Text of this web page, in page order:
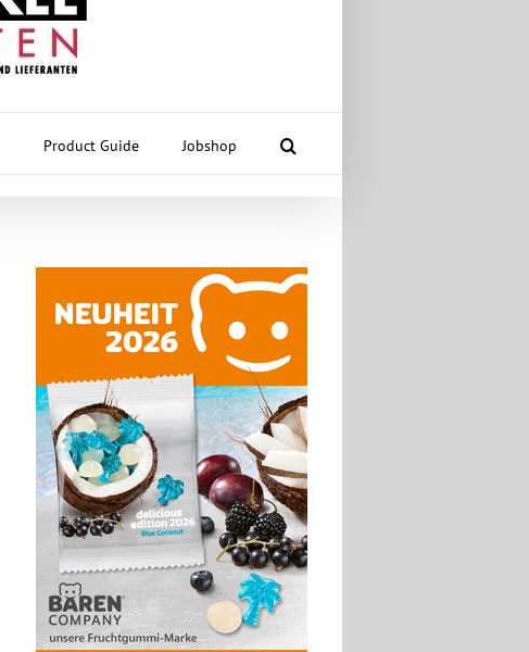
Product Guide Jobshop